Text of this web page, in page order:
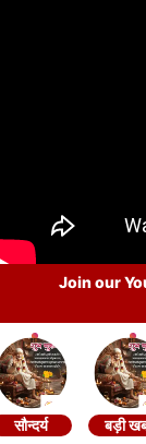
Join our
सौन्दर्य बड़ी